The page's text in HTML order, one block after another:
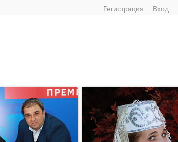
Регистрация Вход